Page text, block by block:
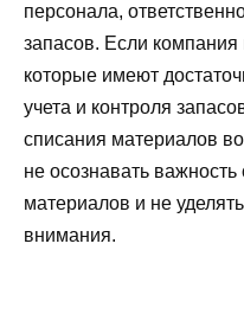
персонала,
запасов. Если компания
которые имеют
учета и контроля
списания материалов
не осознавать
материалов и не
внимания.